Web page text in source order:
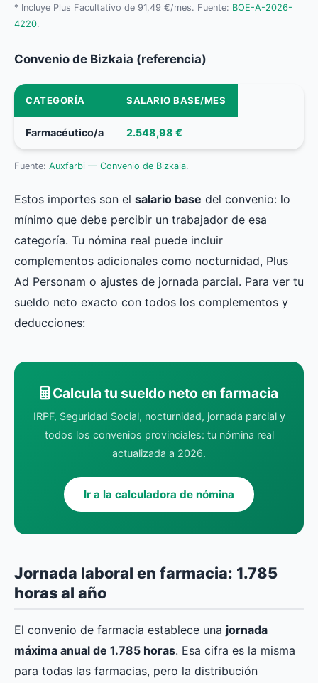
* Incluye Plus Facultativo de 91,49 €/mes. Fuente: BOE-A-2026-
4220.
Convenio de Bizkaia (referencia)
CATEGORÍA SALARIO BASE/MES
Farmacéutico/a 2.548,98 €
Fuente: Auxfarbi — Convenio de Bizkaia.
Estos importes son el salario base del convenio: lo
mínimo que debe percibir un trabajador de esa
categoría. Tu nómina real puede incluir
complementos adicionales como nocturnidad, Plus
Ad Personam o ajustes de jornada parcial. Para ver tu
sueldo neto exacto con todos los complementos y
deducciones:
Calcula tu sueldo neto en farmacia
IRPF, Seguridad Social, nocturnidad, jornada parcial y
todos los convenios provinciales: tu nómina real
actualizada a 2026.
Ir a la calculadora de nómina
Jornada laboral en farmacia: 1.785
horas al año
El convenio de farmacia establece una jornada
máxima anual de 1.785 horas. Esa cifra es la misma
para todas las farmacias, pero la distribución